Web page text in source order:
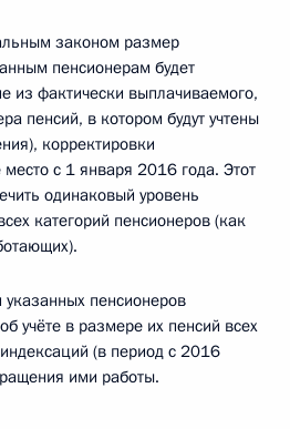
законом размер
пенсионерам будет
из фактически выплачиваемого,
пенсий, в котором будут учтены
корректировки
с 1 января 2016 года. Этот
одинаковый уровень
категорий пенсионеров (как
пенсионеров
учёте в размере их пенсий всех
(в период с 2016
ими работы.